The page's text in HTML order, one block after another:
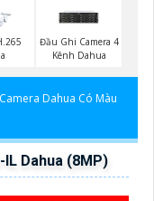
Đầu Ghi Camera 4
Kênh Dahua
Camera Dahua Có Màu
IL Dahua (8MP)